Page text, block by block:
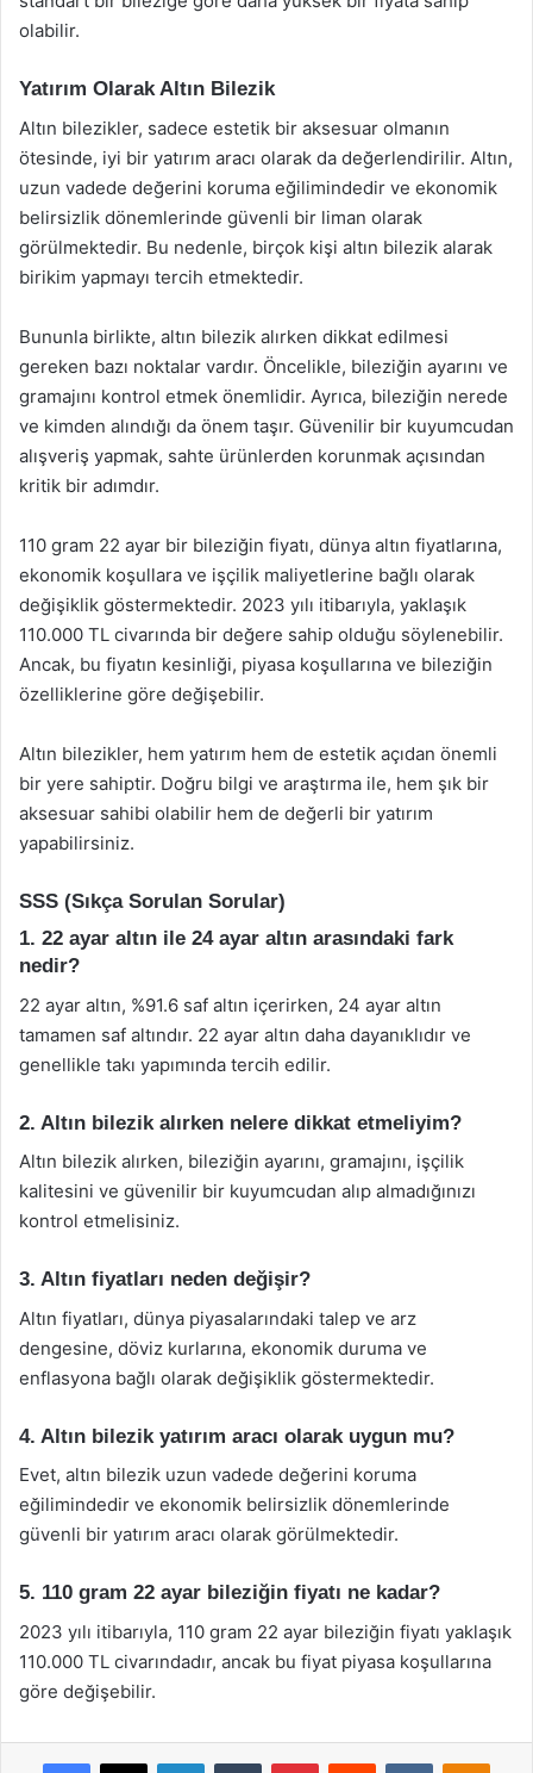
olabilir.
Yatırım Olarak Altın Bilezik
Altın bilezikler, sadece estetik bir aksesuar olmanın
ötesinde, iyi bir yatırım aracı olarak da değerlendirilir. Altın,
uzun vadede değerini koruma eğilimindedir ve ekonomik
belirsizlik dönemlerinde güvenli bir liman olarak
görülmektedir. Bu nedenle, birçok kişi altın bilezik alarak
birikim yapmayı tercih etmektedir.
Bununla birlikte, altın bilezik alırken dikkat edilmesi
gereken bazı noktalar vardır. Öncelikle, bileziğin ayarını ve
gramajını kontrol etmek önemlidir. Ayrıca, bileziğin nerede
ve kimden alındığı da önem taşır. Güvenilir bir kuyumcudan
alışveriş yapmak, sahte ürünlerden korunmak açısından
kritik bir adımdır.
110 gram 22 ayar bir bileziğin fiyatı, dünya altın fiyatlarına,
ekonomik koşullara ve işçilik maliyetlerine bağlı olarak
değişiklik göstermektedir. 2023 yılı itibarıyla, yaklaşık
110.000 TL civarında bir değere sahip olduğu söylenebilir.
Ancak, bu fiyatın kesinliği, piyasa koşullarına ve bileziğin
özelliklerine göre değişebilir.
Altın bilezikler, hem yatırım hem de estetik açıdan önemli
bir yere sahiptir. Doğru bilgi ve araştırma ile, hem şık bir
aksesuar sahibi olabilir hem de değerli bir yatırım
yapabilirsiniz.
SSS (Sıkça Sorulan Sorular)
1. 22 ayar altın ile 24 ayar altın arasındaki fark
nedir?
22 ayar altın, %91.6 saf altın içerirken, 24 ayar altın
tamamen saf altındır. 22 ayar altın daha dayanıklıdır ve
genellikle takı yapımında tercih edilir.
2. Altın bilezik alırken nelere dikkat etmeliyim?
Altın bilezik alırken, bileziğin ayarını, gramajını, işçilik
kalitesini ve güvenilir bir kuyumcudan alıp almadığınızı
kontrol etmelisiniz.
3. Altın fiyatları neden değişir?
Altın fiyatları, dünya piyasalarındaki talep ve arz
dengesine, döviz kurlarına, ekonomik duruma ve
enflasyona bağlı olarak değişiklik göstermektedir.
4. Altın bilezik yatırım aracı olarak uygun mu?
Evet, altın bilezik uzun vadede değerini koruma
eğilimindedir ve ekonomik belirsizlik dönemlerinde
güvenli bir yatırım aracı olarak görülmektedir.
5. 110 gram 22 ayar bileziğin fiyatı ne kadar?
2023 yılı itibarıyla, 110 gram 22 ayar bileziğin fiyatı yaklaşık
110.000 TL civarındadır, ancak bu fiyat piyasa koşullarına
göre değişebilir.
Facebook
X LinkedInTumblr PinterestReddit VKontakte